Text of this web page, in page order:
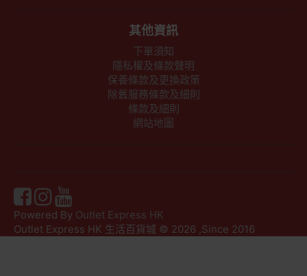
其他資訊
下單須知
隱私權及條款聲明
保養條款及更換政策
除舊服務條款及細則
條款及細則
網站地圖
Powered By Outlet Express HK
Outlet Express HK 生活百貨城 © 2026 ,Since 2016